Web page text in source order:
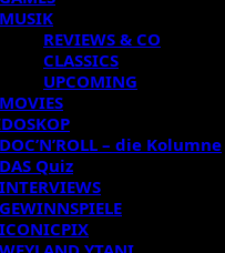
MUSIK
REVIEWS & CO
CLASSICS
UPCOMING
MOVIES
DOC’N’ROLL – die Kolumne
DAS Quiz
INTERVIEWS
GEWINNSPIELE
ICONICPIX